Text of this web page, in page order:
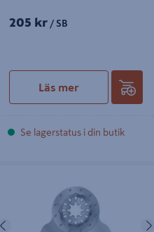
205 kr / SB
Läs mer
Se lagerstatus i din butik
NästaFöregående